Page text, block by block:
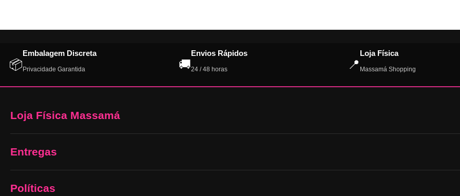
📦
Embalagem Discreta
Privacidade Garantida 🚚
Envios Rápidos
24 / 48 horas 📍
Loja Física
Massamá Shopping
Loja Física Massamá
Entregas
Políticas